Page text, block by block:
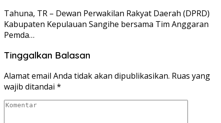
Tahuna, TR – Dewan Perwakilan Rakyat Daerah (DPRD)
Kabupaten Kepulauan Sangihe bersama Tim Anggaran
Pemda…
Tinggalkan Balasan
Alamat email Anda tidak akan dipublikasikan. Ruas yang
wajib ditandai *